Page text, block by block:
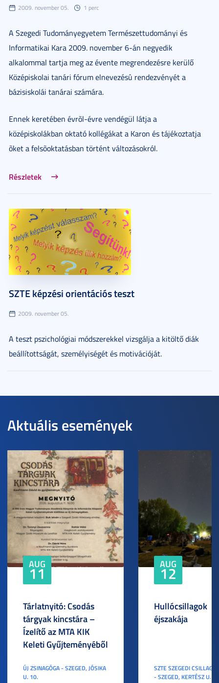
2009. november 05. 1 perc
A Szegedi Tudományegyetem Természettudományi és
Informatikai Kara 2009. november 6-án negyedik
alkalommal tartja meg az évente megrendezésre kerülő
Középiskolai tanári fórum elnevezésû rendezvényét a
bázisiskolái tanárai számára.
Ennek keretében évrõl-évre vendégül látja a
középiskolákban oktató kollégákat a Karon és tájékoztatja
õket a felsõoktatásban történt változásokról.
Részletek
SZTE képzési orientációs teszt
2009. november 05.
A teszt pszichológiai módszerekkel vizsgálja a kitöltő diák
beállítottságát, személyiségét és motivációját.
Aktuális események
AUG
11
Tárlatnyitó: Csodás
tárgyak kincstára –
Ízelítő az MTA KIK
Keleti Gyűjteményéből
ÚJ ZSINAGÓGA - SZEGED, JÓSIKA
U. 10.
AUG
12
Hullócsillagok
éjszakája
SZTE SZEGEDI
- SZEGED, KERTÉSZ U. 3.